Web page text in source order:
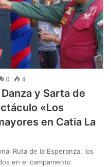
0 4
y Sarta de
«Los
en Catia La
Ruta de la Esperanza, los
en el campamento